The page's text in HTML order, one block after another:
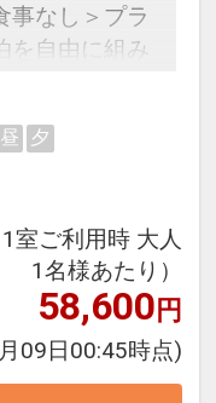
事なし＞プラ
を自由に組み
もちろん周
宿泊や延
在です。
（または
フライトマイ
昼 夕
室ご利用時 大人
1名様あたり）
58,600円
09日00:45時点)